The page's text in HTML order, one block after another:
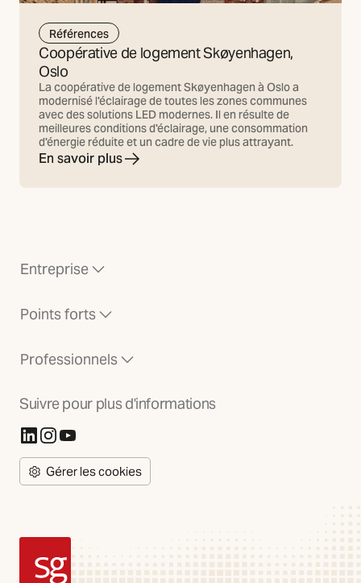
Références
Coopérative de logement Skøyenhagen,
Oslo
La coopérative de logement Skøyenhagen à Oslo a
modernisé l'éclairage de toutes les zones communes
avec des solutions LED modernes. Il en résulte de
meilleures conditions d'éclairage, une consommation
d'énergie réduite et un cadre de vie plus attrayant.
En savoir plus
Entreprise
Points forts
Professionnels
Suivre pour plus d'informations
(S'ouvre dans un nouvel onglet)
(S'ouvre dans un nouvel onglet)
(S'ouvre dans un nouvel onglet)
Gérer les cookies